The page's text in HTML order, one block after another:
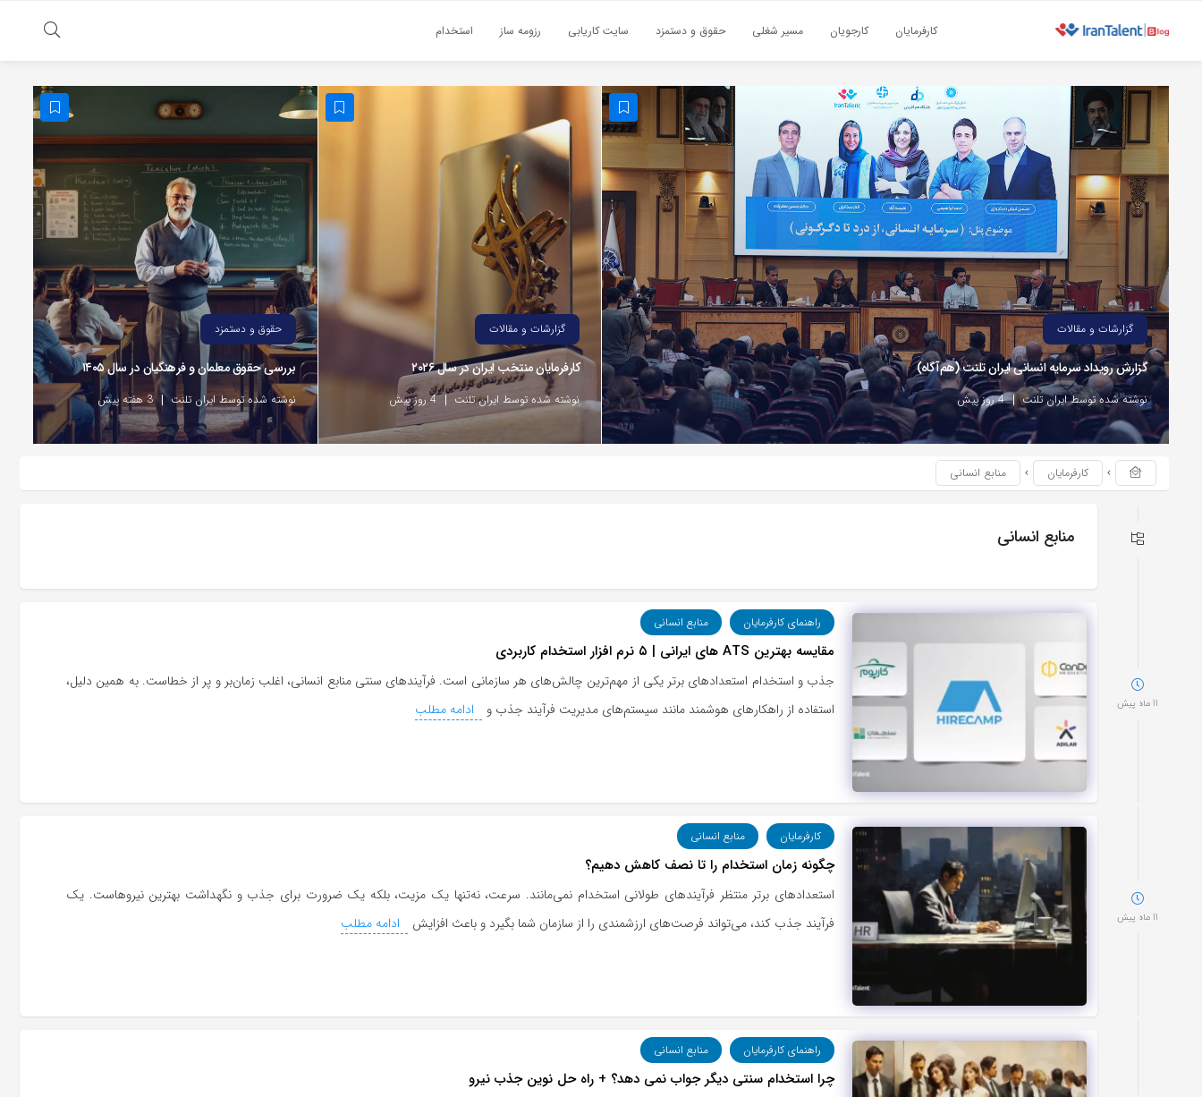
کارفرمایان کارجویان مسیر شغلی حقوق و دستمزد سایت کاریابی رزومه ساز استخدام
گزارشات و مقالات
گزارش رویداد سرمایه انسانی ایران تلنت (هم‌آگاه)
نوشته شده توسط ایران تلنت 4 روز پیش
گزارشات و مقالات
کارفرمایان منتخب ایران در سال ۲۰۲۶
نوشته شده توسط ایران تلنت 4 روز پیش
حقوق و دستمزد
بررسی حقوق معلمان و فرهنگیان در سال ۱۴۰۵
نوشته شده توسط ایران تلنت 3 هفته پیش
کارفرمایان منابع انسانی
منابع انسانی
11 ماه پیش
راهنمای کارفرمایان منابع انسانی
مقایسه بهترین ATS های ایرانی | ۵ نرم افزار استخدام کاربردی
جذب و استخدام استعدادهای برتر یکی از مهم‌ترین چالش‌های هر سازمانی است. فرآیندهای سنتی منابع انسانی، اغلب زمان‌بر و پر از خطاست. به همین دلیل،
استفاده از راهکارهای هوشمند مانند سیستم‌های مدیریت فرآیند جذب و
ادامه مطلب
11 ماه پیش
کارفرمایان منابع انسانی
چگونه زمان استخدام را تا نصف کاهش دهیم؟
استعدادهای برتر منتظر فرآیندهای طولانی استخدام نمی‌مانند. سرعت، نه‌تنها یک مزیت، بلکه یک ضرورت برای جذب و نگهداشت بهترین نیروهاست. یک
فرآیند جذب کند، می‌تواند فرصت‌های ارزشمندی را از سازمان شما بگیرد و باعث افزایش
ادامه مطلب
راهنمای کارفرمایان منابع انسانی
چرا استخدام سنتی دیگر جواب نمی دهد؟ + راه حل نوین جذب نیرو